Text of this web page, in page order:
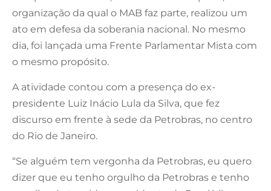
organização da qual o MAB faz parte, realizou um
ato em defesa da soberania nacional. No mesmo
dia, foi lançada uma Frente Parlamentar Mista com
o mesmo propósito.
A atividade contou com a presença do ex-
presidente Luiz Inácio Lula da Silva, que fez
discurso em frente à sede da Petrobras, no centro
do Rio de Janeiro.
“Se alguém tem vergonha da Petrobras, eu quero
dizer que eu tenho orgulho da Petrobras e tenho